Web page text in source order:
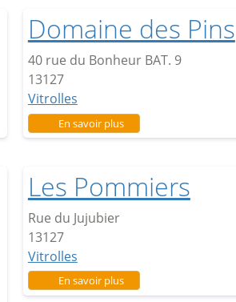
Domaine des Pins
40 rue du Bonheur BAT. 9
13127
Vitrolles
En savoir plussur Domaine des Pins
Les Pommiers
Rue du Jujubier
13127
Vitrolles
En savoir plussur Les Pommiers